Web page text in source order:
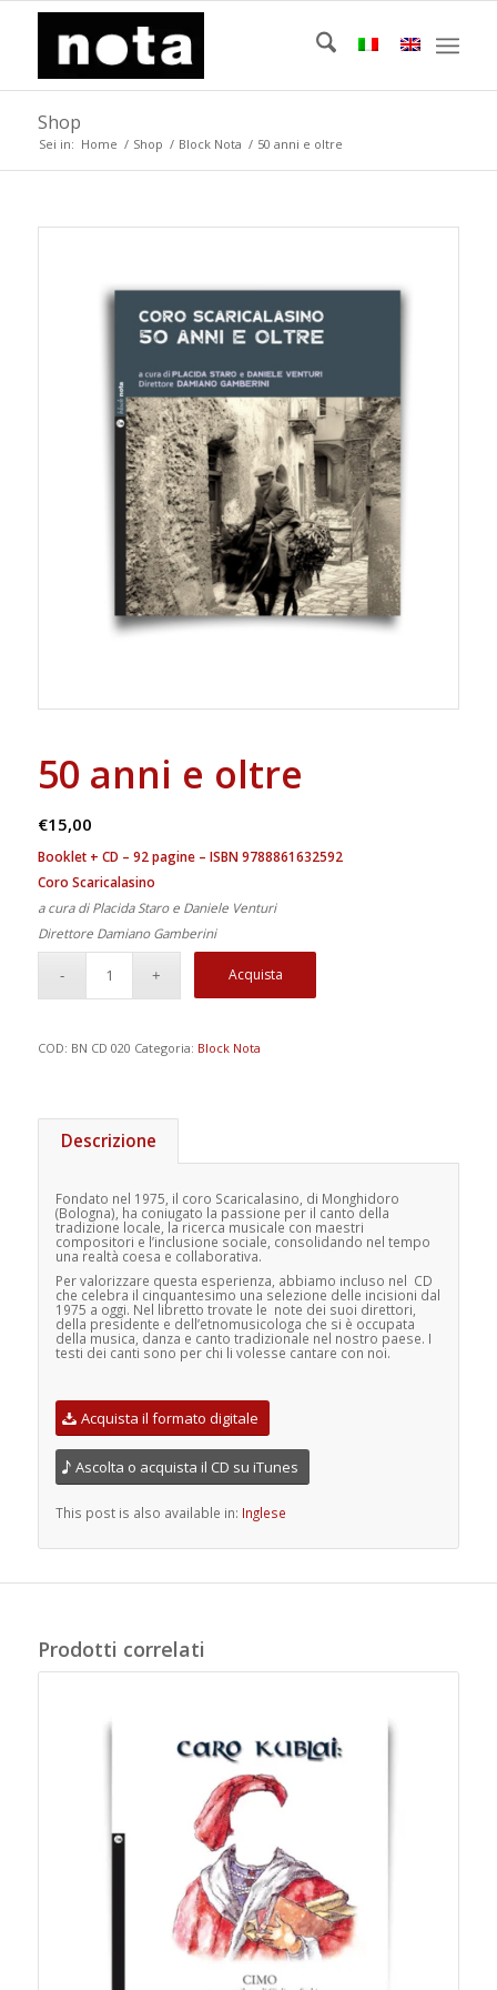
Shop
Sei in: Home / Shop / Block Nota / 50 anni e oltre
50 anni e oltre
€15,00
Booklet + CD – 92 pagine – ISBN 9788861632592
Coro Scaricalasino
a cura diPlacida StaroeDaniele Venturi
DirettoreDamiano Gamberini
Acquista
COD: BN CD 020 Categoria: Block Nota
Descrizione
Fondato nel 1975, il coro Scaricalasino, di Monghidoro
(Bologna), ha coniugato la passione per il canto della
tradizione locale, la ricerca musicale con maestri
compositori e l’inclusione sociale, consolidando nel tempo
una realtà coesa e collaborativa.
Per valorizzare questa esperienza, abbiamo incluso nel CD
che celebra il cinquantesimo una selezione delle incisioni dal
1975 a oggi. Nel libretto trovate le note dei suoi direttori,
della presidente e dell’etnomusicologa che si è occupata
della musica, danza e canto tradizionale nel nostro paese. I
testi dei canti sono per chi li volesse cantare con noi.
Acquista il formato digitale
Ascolta o acquista il CD su iTunes
This post is also available in: Inglese
Prodotti correlati